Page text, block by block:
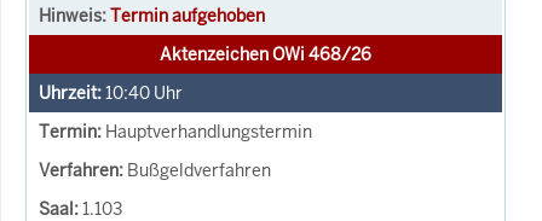
Termin aufgehoben
Aktenzeichen OWi 468/26
10:40 Uhr
Hauptverhandlungstermin
Bußgeldverfahren
1.103